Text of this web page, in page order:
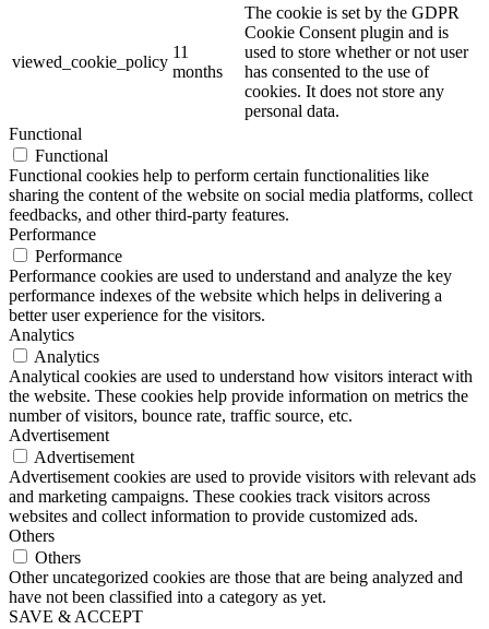
viewed_cookie_policy
11
months
The cookie is set by the GDPR
Cookie Consent plugin and is
used to store whether or not user
has consented to the use of
cookies. It does not store any
personal data.
Functional
Functional
Functional cookies help to perform certain functionalities like
sharing the content of the website on social media platforms, collect
feedbacks, and other third-party features.
Performance
Performance
Performance cookies are used to understand and analyze the key
performance indexes of the website which helps in delivering a
better user experience for the visitors.
Analytics
Analytics
Analytical cookies are used to understand how visitors interact with
the website. These cookies help provide information on metrics the
number of visitors, bounce rate, traffic source, etc.
Advertisement
Advertisement
Advertisement cookies are used to provide visitors with relevant ads
and marketing campaigns. These cookies track visitors across
websites and collect information to provide customized ads.
Others
Others
Other uncategorized cookies are those that are being analyzed and
have not been classified into a category as yet.
SAVE & ACCEPT